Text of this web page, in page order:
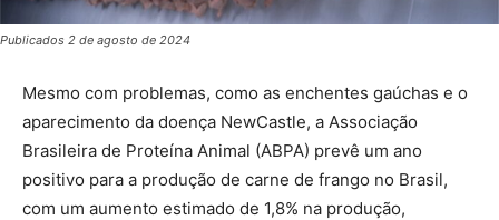
Publicados 2 de agosto de 2024
Mesmo com problemas, como as enchentes gaúchas e o
aparecimento da doença NewCastle, a Associação
Brasileira de Proteína Animal (ABPA) prevê um ano
positivo para a produção de carne de frango no Brasil,
com um aumento estimado de 1,8% na produção,